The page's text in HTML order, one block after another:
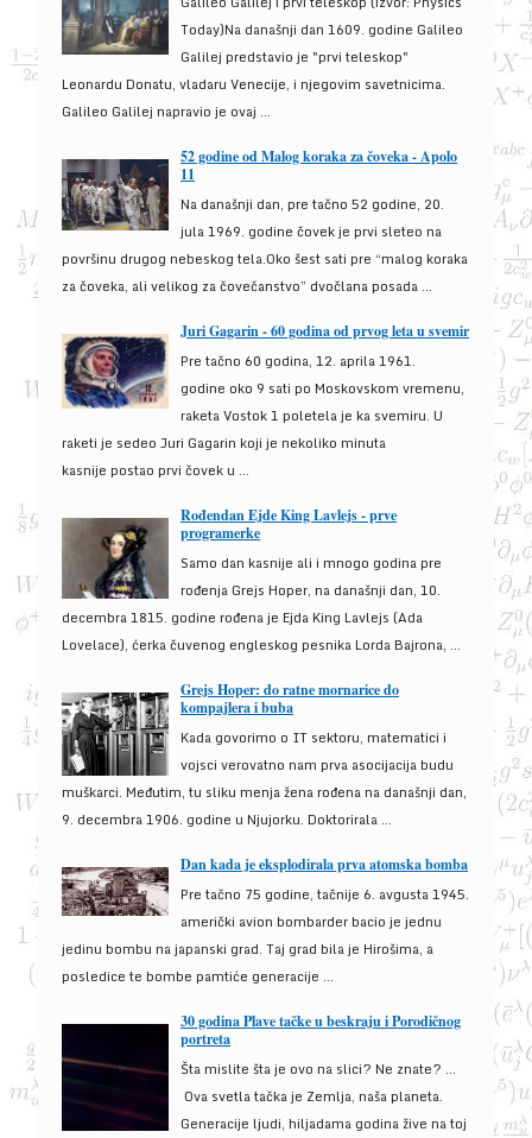
Today)Na današnji dan 1609. godine Galileo
Galilej predstavio je "prvi teleskop"
Leonardu Donatu, vladaru Venecije, i njegovim savetnicima.
Galileo Galilej napravio je ovaj ...
52 godine od Malog koraka za čoveka - Apolo
11
Na današnji dan, pre tačno 52 godine, 20.
jula 1969. godine čovek je prvi sleteo na
površinu drugog nebeskog tela.Oko šest sati pre “malog koraka
za čoveka, ali velikog za čovečanstvo” dvočlana posada ...
Juri Gagarin - 60 godina od prvog leta u svemir
Pre tačno 60 godina, 12. aprila 1961.
godine oko 9 sati po Moskovskom vremenu,
raketa Vostok 1 poletela je ka svemiru. U
raketi je sedeo Juri Gagarin koji je nekoliko minuta
kasnije postao prvi čovek u ...
Rođendan Ejde King Lavlejs - prve
programerke
Samo dan kasnije ali i mnogo godina pre
rođenja Grejs Hoper, na današnji dan, 10.
decembra 1815. godine rođena je Ejda King Lavlejs (Ada
Lovelace), ćerka čuvenog engleskog pesnika Lorda Bajrona, ...
Grejs Hoper: do ratne mornarice do
kompajlera i buba
Kada govorimo o IT sektoru, matematici i
vojsci verovatno nam prva asocijacija budu
muškarci. Međutim, tu sliku menja žena rođena na današnji dan,
9. decembra 1906. godine u Njujorku. Doktorirala ...
Dan kada je eksplodirala prva atomska bomba
Pre tačno 75 godine, tačnije 6. avgusta 1945.
američki avion bombarder bacio je jednu
jedinu bombu na japanski grad. Taj grad bila je Hirošima, a
posledice te bombe pamtiće generacije ...
30 godina Plave tačke u beskraju i Porodičnog
portreta
Šta mislite šta je ovo na slici? Ne znate? …
Ova svetla tačka je Zemlja, naša planeta.
Generacije ljudi, hiljadama godina žive na toj